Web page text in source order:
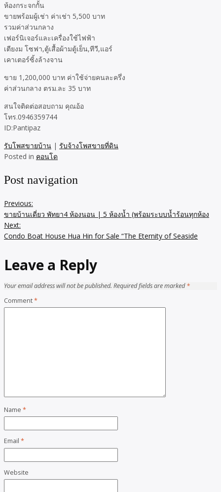
ห้องกระจกกั้น
ขายพร้อมผู้เช่า ค่าเช่า 5,500 บาท
รวมค่าส่วนกลาง
เฟอร์นิเจอร์และเครื่องใช้ไฟฟ้า
เตียงม โซฟา,ตู้เสื้อผ้ามตู้เย็น,ทีวี,แอร์
เคาเตอร์ซิ้งล้างจาน
ขาย 1,200,000 บาท ค่าใช้จ่ายคนละครึ่ง
ค่าส่วนกลาง ตรม.ละ 35 บาท
สนใจติดต่อสอบถาม คุณอ้อ
โทร.0946359744
ID:Pantipaz
รับโพสขายบ้าน | รับจ้างโพสขายที่ดิน
Posted in คอนโด
Post navigation
Previous:
ขายบ้านเดี่ยว พัทยา4 ห้องนอน | 5 ห้องน้ำ (พร้อมระบบน้ำร้อนทุกห้อง
Next:
Condo Boat House Hua Hin for Sale “The Eternity of Seaside
Leave a Reply
Your email address will not be published. Required fields are marked*
Comment*
Name *
Email *
Website